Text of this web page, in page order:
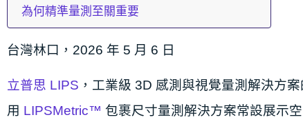
為何精準量測至關重要
台灣林口，2026 年 5 月 6 日
立普思 LIPS ，工業級 3D 感測與視覺量測解決方
用 LIPSMetric™ 包裹尺寸量測解決方案常設展示空